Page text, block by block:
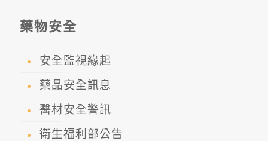
藥物安全
安全監視緣起
藥品安全訊息
醫材安全警訊
衛生福利部公告